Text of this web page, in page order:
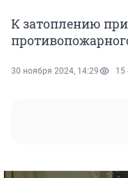
К затоплению
30 ноября 2024, 14:29 15